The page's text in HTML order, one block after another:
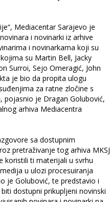
Mediacentar Sarajevo je
i novinarki iz arhive
i novinarkama koji su
su Martin Bell, Jacky
Surroi, Sejo Omeragić, John
je bio da propita ulogu
za ratne zločine s
je Dragan Golubović,
arhiva Mediacentra
sa dostupnim
pretraživanje tog arhiva MKSJ
koristili ti materijali u svrhu
u ulozi procesuiranja
je Golubović, te predstavio i
dostupni prikupljeni novinski